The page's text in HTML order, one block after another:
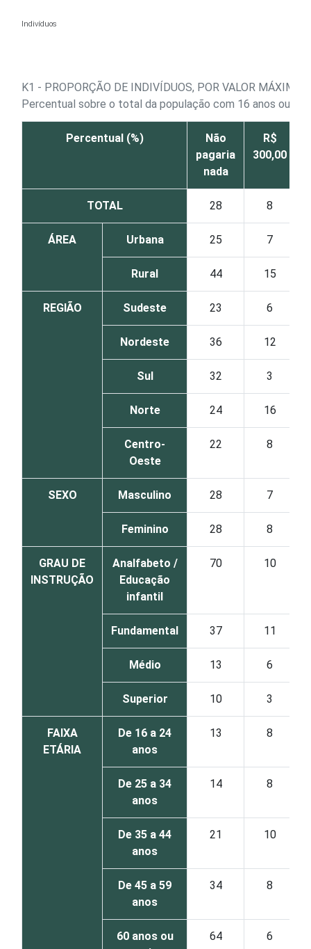
Indivíduos
K1 - PROPORÇÃO DE INDIVÍDUOS, POR VALOR MÁXIMO
Percentual sobre o total da população com 16 anos ou
Percentual (%)
Não
pagaria
nada
R$
300,00
TOTAL 28 8
ÁREA Urbana 25 7
Rural 44 15
REGIÃO Sudeste 23 6
Nordeste 36 12
Sul 32 3
Norte 24 16
Centro-
Oeste
22 8
SEXO Masculino 28 7
Feminino 28 8
GRAU DE
INSTRUÇÃO
Analfabeto /
Educação
infantil
70 10
Fundamental 37 11
Médio 13 6
Superior 10 3
FAIXA
ETÁRIA
De 16 a 24
anos
13 8
De 25 a 34
anos
14 8
De 35 a 44
anos
21 10
De 45 a 59
anos
34 8
60 anos ou
64 6